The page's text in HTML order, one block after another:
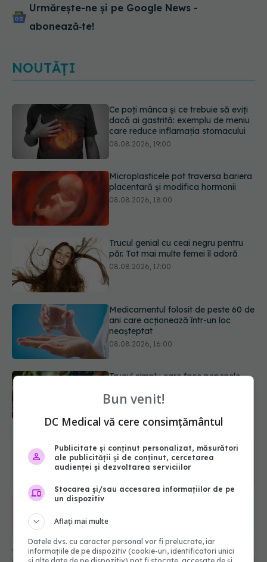
Urmărește-ne și pe Google News -
abonează‑te!
NOUTĂȚI
Microplasticele pot traversa bariera
placentară și modifica hormonii
08.08.2026, 18:00
Trucul genial cu ceai negru pentru
păr. Tot mai multe femei îl adoră
08.08.2026, 17:00
Medicamentul folosit de peste 60 de
ani care acționează într-un loc
neașteptat
Trucul simplu care face pepenele
verde mult mai ușor de tăiat
08.08.2026, 15:32
Ce poți mânca și ce trebuie să eviți
care reduce inflamația stomacului
URMĂREȘTE-NE ȘI PE:
URMĂRITORI 6560
365
URMĂRITORI
ARTICOLE SIMILARE
Bun venit!
DC Medical vă cere consimțământul
Publicitate și conținut personalizat, măsurători
ale publicității și de conținut, cercetarea
audienței și dezvoltarea serviciilor
Stocarea și/sau accesarea informațiilor de pe
un dispozitiv
Aflați mai multe
Datele dvs. cu caracter personal vor fi prelucrate, iar
informațiile de pe dispozitiv (cookie-uri, identificatori unici